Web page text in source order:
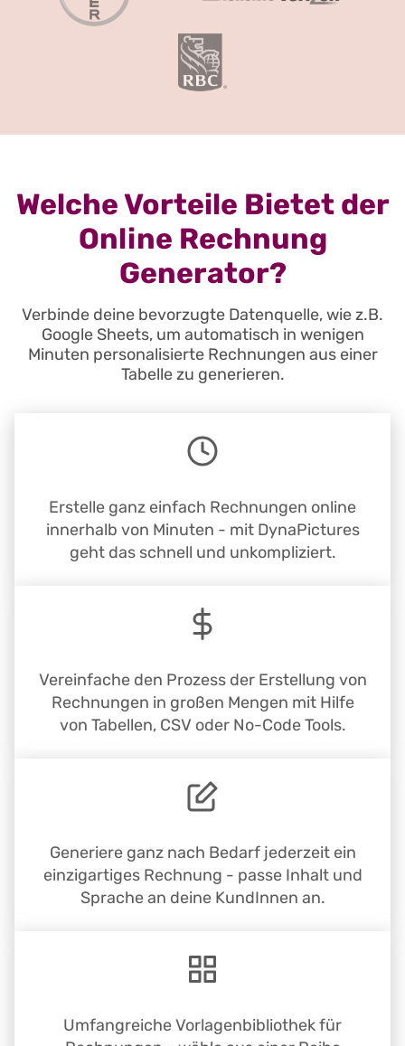
Welche Vorteile Bietet der
Online Rechnung
Generator?
Verbinde deine bevorzugte Datenquelle, wie z.B.
Google Sheets, um automatisch in wenigen
Minuten personalisierte Rechnungen aus einer
Tabelle zu generieren.
Erstelle ganz einfach Rechnungen online
innerhalb von Minuten - mit DynaPictures
geht das schnell und unkompliziert.
Vereinfache den Prozess der Erstellung von
Rechnungen in großen Mengen mit Hilfe
von Tabellen, CSV oder No-Code Tools.
Generiere ganz nach Bedarf jederzeit ein
einzigartiges Rechnung - passe Inhalt und
Sprache an deine KundInnen an.
Umfangreiche Vorlagenbibliothek für